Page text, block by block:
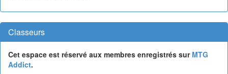
Classeurs
Cet espace est réservé aux membres enregistrés sur MTG
Addict.